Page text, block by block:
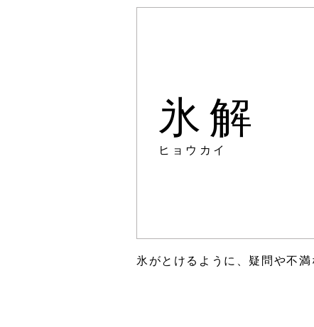
氷解
ヒョウカイ
氷がとけるように、疑問や不